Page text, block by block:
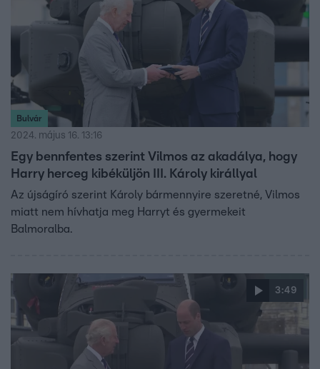
Bulvár
2024. május 16. 13:16
Egy bennfentes szerint Vilmos az akadálya, hogy
Harry herceg kibéküljön III. Károly királlyal
Az újságíró szerint Károly bármennyire szeretné, Vilmos
miatt nem hívhatja meg Harryt és gyermekeit
Balmoralba.
3:49